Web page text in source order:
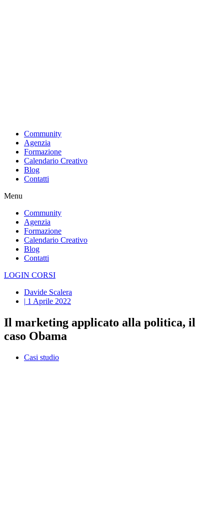
Community
Agenzia
Formazione
Calendario Creativo
Blog
Contatti
Menu
Community
Agenzia
Formazione
Calendario Creativo
Blog
Contatti
LOGIN CORSI
Davide Scalera
| 1 Aprile 2022
Il marketing applicato alla politica, il
caso Obama
Casi studio